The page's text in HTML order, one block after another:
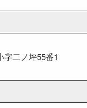
ので、査定中に用事
。